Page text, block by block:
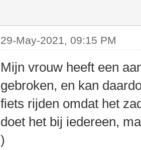
29-May-2021, 09:15 PM
Mijn vrouw heeft een
gebroken, en kan
fiets rijden omdat het
doet het bij iedereen,
)